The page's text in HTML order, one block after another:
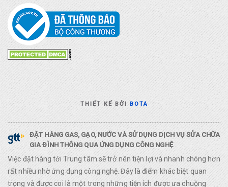
THIẾT KẾ BỞIBOTA
ĐẶT HÀNG GAS, GẠO, NƯỚC VÀ SỬ DỤNG DỊCH VỤ SỬA CHỮA
GIA ĐÌNH THÔNG QUA ỨNG DỤNG CÔNG NGHỆ
Việc đặt hàng tới Trung tâm sẽ trở nên tiện lợi và nhanh chóng hơn
rất nhiều nhờ ứng dụng công nghệ. Đây là điểm khác biệt quan
trọng và được coi là một trong những tiện ích được ưa chuộng